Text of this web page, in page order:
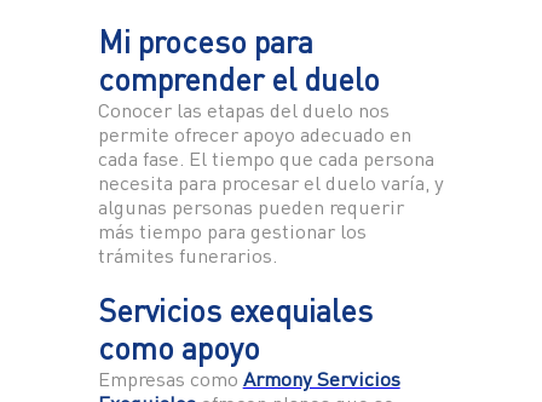
Mi proceso para
comprender el duelo
Conocer las etapas del duelo nos
permite ofrecer apoyo adecuado en
cada fase. El tiempo que cada persona
necesita para procesar el duelo varía, y
algunas personas pueden requerir
más tiempo para gestionar los
trámites funerarios.
Servicios exequiales
como apoyo
Empresas como Armony Servicios